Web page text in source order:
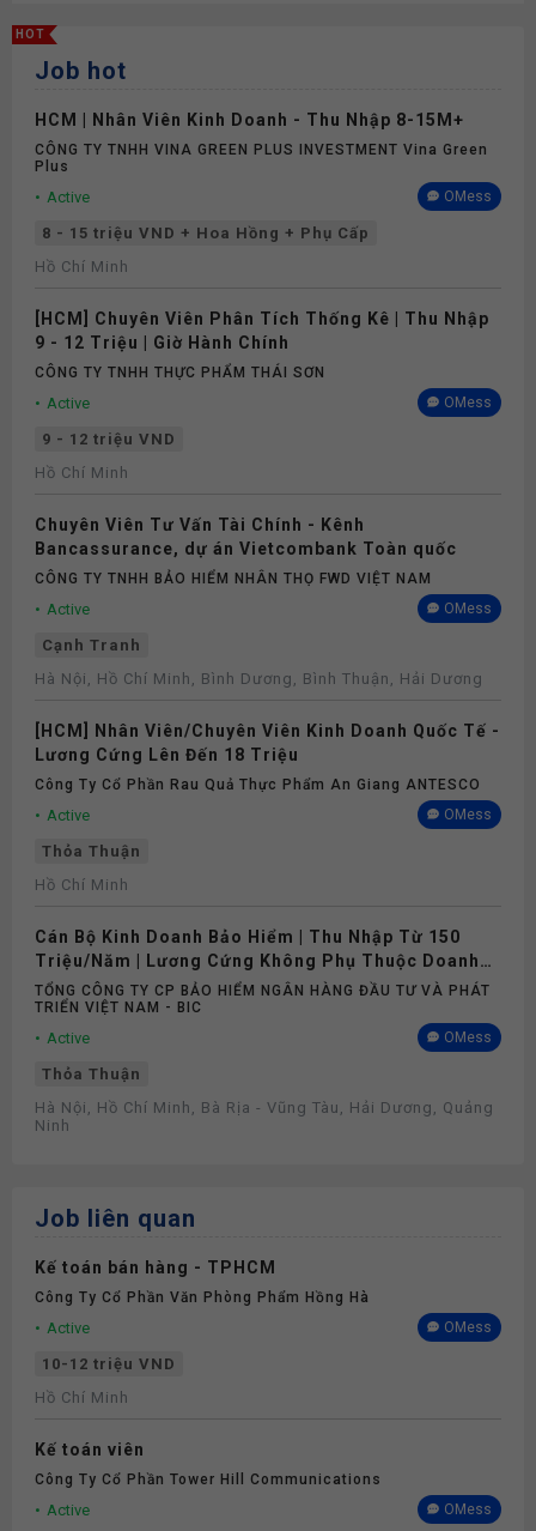
HOT
Job hot
HCM | Nhân Viên Kinh Doanh - Thu Nhập 8-15M+
CÔNG TY TNHH VINA GREEN PLUS INVESTMENT Vina Green
Plus
Active OMess
8 - 15 triệu VND + Hoa Hồng + Phụ Cấp
Hồ Chí Minh
[HCM] Chuyên Viên Phân Tích Thống Kê | Thu Nhập
9 - 12 Triệu | Giờ Hành Chính
CÔNG TY TNHH THỰC PHẨM THÁI SƠN
Active OMess
9 - 12 triệu VND
Hồ Chí Minh
Chuyên Viên Tư Vấn Tài Chính - Kênh
Bancassurance, dự án Vietcombank Toàn quốc
CÔNG TY TNHH BẢO HIỂM NHÂN THỌ FWD VIỆT NAM
Active OMess
Cạnh Tranh
Hà Nội, Hồ Chí Minh, Bình Dương, Bình Thuận, Hải Dương
[HCM] Nhân Viên/Chuyên Viên Kinh Doanh Quốc Tế -
Lương Cứng Lên Đến 18 Triệu
Công Ty Cổ Phần Rau Quả Thực Phẩm An Giang ANTESCO
Active OMess
Thỏa Thuận
Hồ Chí Minh
Cán Bộ Kinh Doanh Bảo Hiểm | Thu Nhập Từ 150
Triệu/Năm | Lương Cứng Không Phụ Thuộc Doanh
Số
TỔNG CÔNG TY CP BẢO HIỂM NGÂN HÀNG ĐẦU TƯ VÀ PHÁT
TRIỂN VIỆT NAM - BIC
Active OMess
Thỏa Thuận
Hà Nội, Hồ Chí Minh, Bà Rịa - Vũng Tàu, Hải Dương, Quảng
Ninh
Job liên quan
Kế toán bán hàng - TPHCM
Công Ty Cổ Phần Văn Phòng Phẩm Hồng Hà
Active OMess
10-12 triệu VND
Hồ Chí Minh
Kế toán viên
Công Ty Cổ Phần Tower Hill Communications
Active OMess